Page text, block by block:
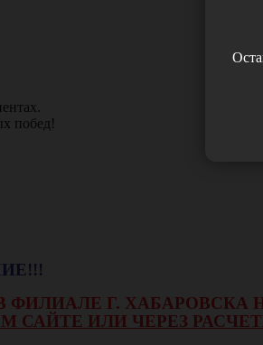
побед!
ФИЛИАЛЕ Г.
САЙТЕ ИЛИ ЧЕРЕЗ